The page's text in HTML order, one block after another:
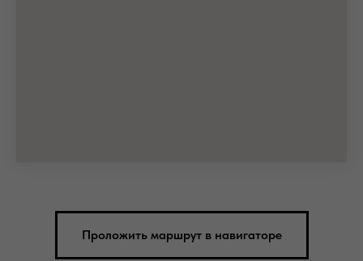
Проложить маршрут в навигаторе